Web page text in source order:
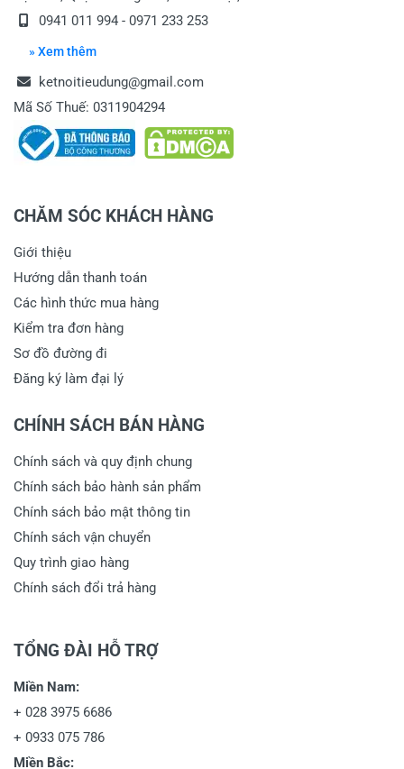
0941 011 994 - 0971 233 253
» Xem thêm
ketnoitieudung@gmail.com
Mã Số Thuế: 0311904294
CHĂM SÓC KHÁCH HÀNG
Giới thiệu
Hướng dẫn thanh toán
Các hình thức mua hàng
Kiểm tra đơn hàng
Sơ đồ đường đi
Đăng ký làm đại lý
CHÍNH SÁCH BÁN HÀNG
Chính sách và quy định chung
Chính sách bảo hành sản phẩm
Chính sách bảo mật thông tin
Chính sách vận chuyển
Quy trình giao hàng
Chính sách đổi trả hàng
TỔNG ĐÀI HỖ TRỢ
Miền Nam:
+ 028 3975 6686
+ 0933 075 786
Miền Bắc: